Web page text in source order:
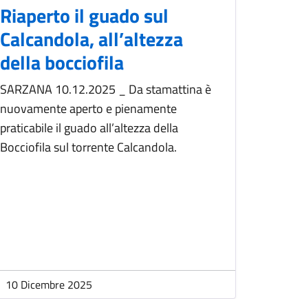
Riaperto il guado sul
Calcandola, all’altezza
della bocciofila
SARZANA 10.12.2025 _ Da stamattina è
nuovamente aperto e pienamente
praticabile il guado all’altezza della
Bocciofila sul torrente Calcandola.
10 Dicembre 2025